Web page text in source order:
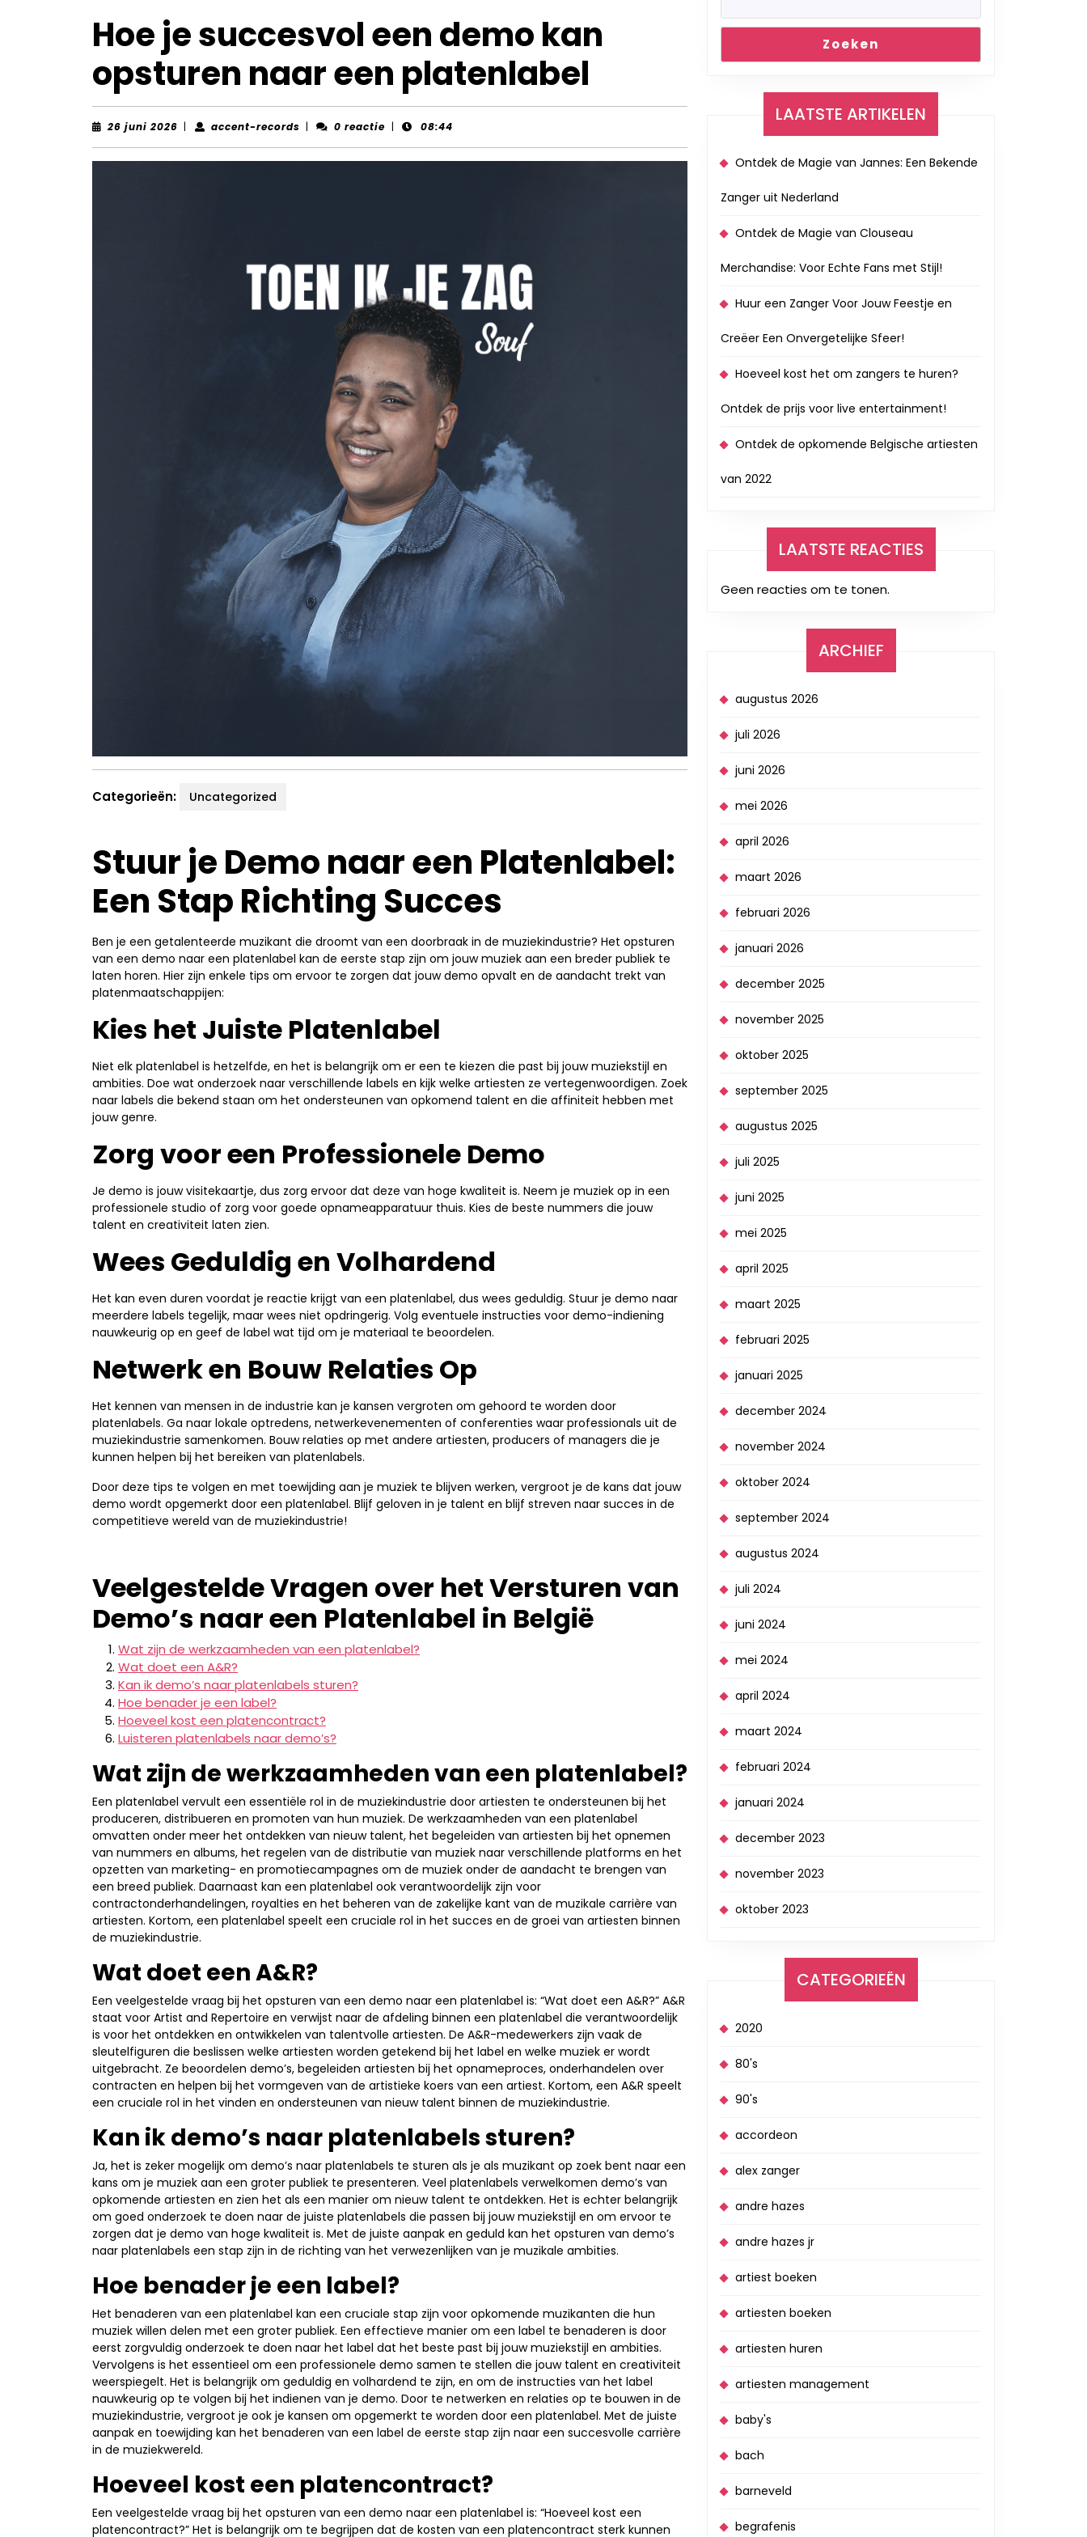
Hoe je succesvol een demo kan
opsturen naar een platenlabel
26 juni 2026 26| accent-records accent-
| 0 reactie | 08:44
Categorieën: Uncategorized
Stuur je Demo naar een Platenlabel:
Een Stap Richting Succes
Ben je een getalenteerde muzikant die droomt van een doorbraak in de muziekindustrie? Het opsturen
van een demo naar een platenlabel kan de eerste stap zijn om jouw muziek aan een breder publiek te
laten horen. Hier zijn enkele tips om ervoor te zorgen dat jouw demo opvalt en de aandacht trekt van
platenmaatschappijen:
Kies het Juiste Platenlabel
Niet elk platenlabel is hetzelfde, en het is belangrijk om er een te kiezen die past bij jouw muziekstijl en
ambities. Doe wat onderzoek naar verschillende labels en kijk welke artiesten ze vertegenwoordigen. Zoek
naar labels die bekend staan om het ondersteunen van opkomend talent en die affiniteit hebben met
jouw genre.
Zorg voor een Professionele Demo
Je demo is jouw visitekaartje, dus zorg ervoor dat deze van hoge kwaliteit is. Neem je muziek op in een
professionele studio of zorg voor goede opnameapparatuur thuis. Kies de beste nummers die jouw
talent en creativiteit laten zien.
Wees Geduldig en Volhardend
Het kan even duren voordat je reactie krijgt van een platenlabel, dus wees geduldig. Stuur je demo naar
meerdere labels tegelijk, maar wees niet opdringerig. Volg eventuele instructies voor demo-indiening
nauwkeurig op en geef de label wat tijd om je materiaal te beoordelen.
Netwerk en Bouw Relaties Op
Het kennen van mensen in de industrie kan je kansen vergroten om gehoord te worden door
platenlabels. Ga naar lokale optredens, netwerkevenementen of conferenties waar professionals uit de
muziekindustrie samenkomen. Bouw relaties op met andere artiesten, producers of managers die je
kunnen helpen bij het bereiken van platenlabels.
Door deze tips te volgen en met toewijding aan je muziek te blijven werken, vergroot je de kans dat jouw
demo wordt opgemerkt door een platenlabel. Blijf geloven in je talent en blijf streven naar succes in de
competitieve wereld van de muziekindustrie!
Veelgestelde Vragen over het Versturen van
Demo’s naar een Platenlabel in België
Wat zijn de werkzaamheden van een platenlabel?
Wat doet een A&R?
Kan ik demo’s naar platenlabels sturen?
Hoe benader je een label?
Hoeveel kost een platencontract?
Luisteren platenlabels naar demo’s?
Wat zijn de werkzaamheden van een platenlabel?
Een platenlabel vervult een essentiële rol in de muziekindustrie door artiesten te ondersteunen bij het
produceren, distribueren en promoten van hun muziek. De werkzaamheden van een platenlabel
omvatten onder meer het ontdekken van nieuw talent, het begeleiden van artiesten bij het opnemen
van nummers en albums, het regelen van de distributie van muziek naar verschillende platforms en het
opzetten van marketing- en promotiecampagnes om de muziek onder de aandacht te brengen van
een breed publiek. Daarnaast kan een platenlabel ook verantwoordelijk zijn voor
contractonderhandelingen, royalties en het beheren van de zakelijke kant van de muzikale carrière van
artiesten. Kortom, een platenlabel speelt een cruciale rol in het succes en de groei van artiesten binnen
de muziekindustrie.
Wat doet een A&R?
Een veelgestelde vraag bij het opsturen van een demo naar een platenlabel is: “Wat doet een A&R?” A&R
staat voor Artist and Repertoire en verwijst naar de afdeling binnen een platenlabel die verantwoordelijk
is voor het ontdekken en ontwikkelen van talentvolle artiesten. De A&R-medewerkers zijn vaak de
sleutelfiguren die beslissen welke artiesten worden getekend bij het label en welke muziek er wordt
uitgebracht. Ze beoordelen demo’s, begeleiden artiesten bij het opnameproces, onderhandelen over
contracten en helpen bij het vormgeven van de artistieke koers van een artiest. Kortom, een A&R speelt
een cruciale rol in het vinden en ondersteunen van nieuw talent binnen de muziekindustrie.
Kan ik demo’s naar platenlabels sturen?
Ja, het is zeker mogelijk om demo’s naar platenlabels te sturen als je als muzikant op zoek bent naar een
kans om je muziek aan een groter publiek te presenteren. Veel platenlabels verwelkomen demo’s van
opkomende artiesten en zien het als een manier om nieuw talent te ontdekken. Het is echter belangrijk
om goed onderzoek te doen naar de juiste platenlabels die passen bij jouw muziekstijl en om ervoor te
zorgen dat je demo van hoge kwaliteit is. Met de juiste aanpak en geduld kan het opsturen van demo’s
naar platenlabels een stap zijn in de richting van het verwezenlijken van je muzikale ambities.
Hoe benader je een label?
Het benaderen van een platenlabel kan een cruciale stap zijn voor opkomende muzikanten die hun
muziek willen delen met een groter publiek. Een effectieve manier om een label te benaderen is door
eerst zorgvuldig onderzoek te doen naar het label dat het beste past bij jouw muziekstijl en ambities.
Vervolgens is het essentieel om een professionele demo samen te stellen die jouw talent en creativiteit
weerspiegelt. Het is belangrijk om geduldig en volhardend te zijn, en om de instructies van het label
nauwkeurig op te volgen bij het indienen van je demo. Door te netwerken en relaties op te bouwen in de
muziekindustrie, vergroot je ook je kansen om opgemerkt te worden door een platenlabel. Met de juiste
aanpak en toewijding kan het benaderen van een label de eerste stap zijn naar een succesvolle carrière
in de muziekwereld.
Hoeveel kost een platencontract?
Een veelgestelde vraag bij het opsturen van een demo naar een platenlabel is: “Hoeveel kost een
platencontract?” Het is belangrijk om te begrijpen dat de kosten van een platencontract sterk kunnen
Zoeken
LAATSTE ARTIKELEN
Ontdek de Magie van Jannes: Een Bekende
Zanger uit Nederland
Ontdek de Magie van Clouseau
Merchandise: Voor Echte Fans met Stijl!
Huur een Zanger Voor Jouw Feestje en
Creëer Een Onvergetelijke Sfeer!
Hoeveel kost het om zangers te huren?
Ontdek de prijs voor live entertainment!
Ontdek de opkomende Belgische artiesten
van 2022
LAATSTE REACTIES
Geen reacties om te tonen.
ARCHIEF
augustus 2026
juli 2026
juni 2026
mei 2026
april 2026
maart 2026
februari 2026
januari 2026
december 2025
november 2025
oktober 2025
september 2025
augustus 2025
juli 2025
juni 2025
mei 2025
april 2025
maart 2025
februari 2025
januari 2025
december 2024
november 2024
oktober 2024
september 2024
augustus 2024
juli 2024
juni 2024
mei 2024
april 2024
maart 2024
februari 2024
januari 2024
december 2023
november 2023
oktober 2023
CATEGORIEËN
2020
80's
90's
accordeon
alex zanger
andre hazes
andre hazes jr
artiest boeken
artiesten boeken
artiesten huren
artiesten management
baby's
bach
barneveld
begrafenis